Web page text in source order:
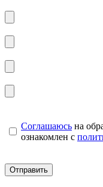
Соглашаюсь на
ознакомлен с